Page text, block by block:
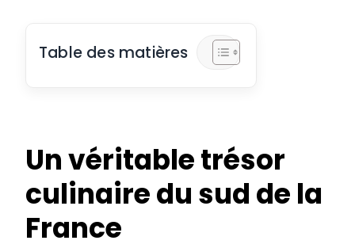
Table des matières
Un véritable trésor
culinaire du sud de la
France